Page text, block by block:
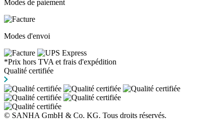
Modes de paiement
Modes d'envoi
*Prix hors TVA et frais d'expédition
Qualité certifiée
© SANHA GmbH & Co. KG. Tous droits réservés.